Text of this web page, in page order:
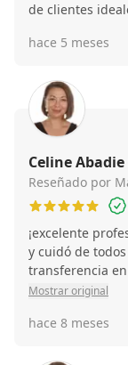
de clientes
recomiendo
hace 5 meses
Celine
Reseñado por
¡excelente profesional! ¡Condujo muy
y cuidó de
transferencia
Mostrar original
hace 8 meses